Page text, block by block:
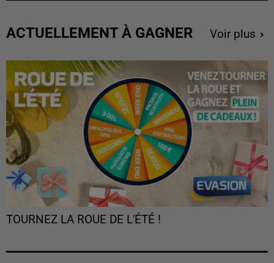
ACTUELLEMENT À GAGNER Voir plus
TOURNEZ LA ROUE DE L'ÉTÉ !